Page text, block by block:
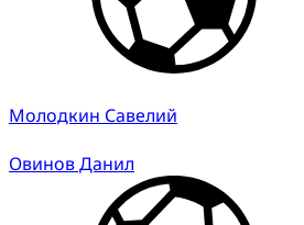
Молодкин Савелий
Овинов Данил